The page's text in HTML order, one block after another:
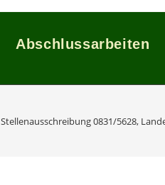
Abschlussarbeiten
Stellenausschreibung 0831/5628,